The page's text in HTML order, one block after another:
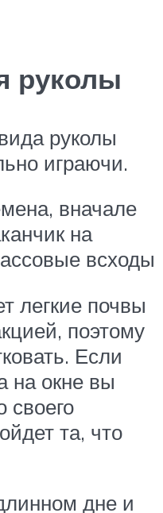
руколы
руколы
играючи.
вначале
на
всходы
легкие почвы
поэтому
Если
на окне вы
своего
та, что
дне и